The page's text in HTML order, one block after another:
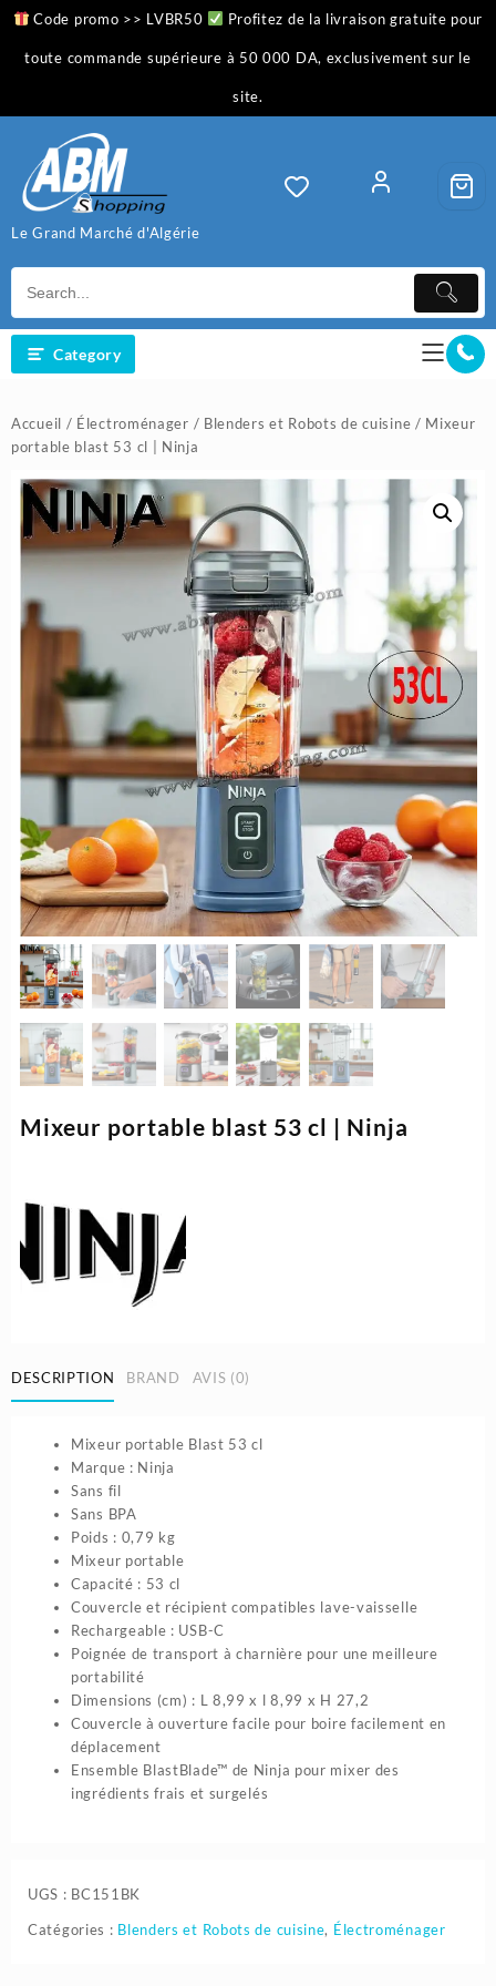
Skip
content
Code promo >> LVBR50 Profitez de la livraison gratuite pour
toute commande supérieure à 50 000 DA, exclusivement sur le
site.
Le Grand Marché d'Algérie
Category
Accueil / Électroménager / Blenders et Robots de cuisine / Mixeur
portable blast 53 cl | Ninja
Mixeur portable blast 53 cl | Ninja
DESCRIPTION BRAND AVIS (0)
Mixeur portable Blast 53 cl
Marque : Ninja
Sans fil
Sans BPA
Poids : 0,79 kg
Mixeur portable
Capacité : 53 cl
Couvercle et récipient compatibles lave-vaisselle
Rechargeable : USB-C
Poignée de transport à charnière pour une meilleure
portabilité
Dimensions (cm) : L 8,99 x l 8,99 x H 27,2
Couvercle à ouverture facile pour boire facilement en
déplacement
Ensemble BlastBlade™ de Ninja pour mixer des
ingrédients frais et surgelés
UGS : BC151BK
Catégories : Blenders et Robots de cuisine, Électroménager